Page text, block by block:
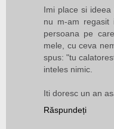
Imi place si
nu m-am regasit
persoana pe
mele, cu ceva
spus: "tu
inteles nimic.
Iti doresc un an
Răspundeți